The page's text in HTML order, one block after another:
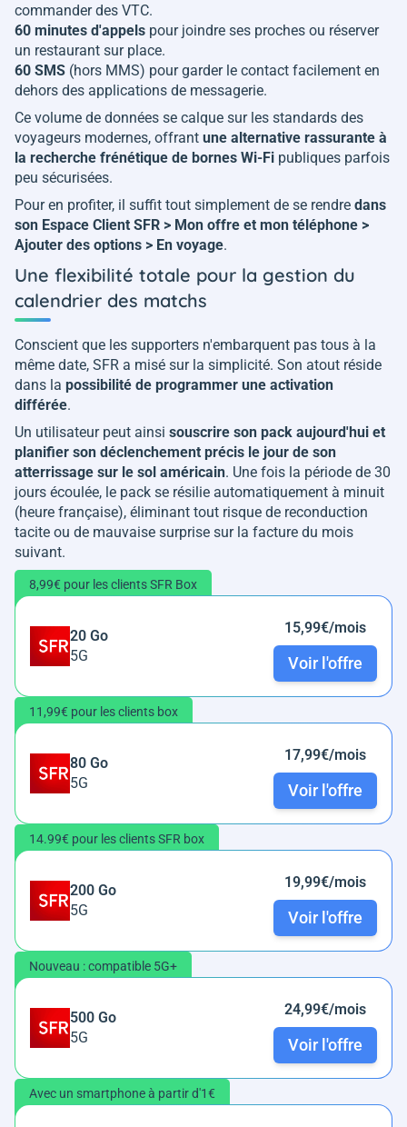
commander des VTC.
60 minutes d'appels pour joindre ses proches ou réserver
un restaurant sur place.
60 SMS (hors MMS) pour garder le contact facilement en
dehors des applications de messagerie.
Ce volume de données se calque sur les standards des
voyageurs modernes, offrant une alternative rassurante à
la recherche frénétique de bornes Wi-Fi publiques parfois
peu sécurisées.
Pour en profiter, il suffit tout simplement de se rendre dans
son Espace Client SFR > Mon offre et mon téléphone >
Ajouter des options > En voyage.
Une flexibilité totale pour la gestion du
calendrier des matchs
Conscient que les supporters n'embarquent pas tous à la
même date, SFR a misé sur la simplicité. Son atout réside
dans la possibilité de programmer une activation
différée.
Un utilisateur peut ainsi souscrire son pack aujourd'hui et
planifier son déclenchement précis le jour de son
atterrissage sur le sol américain. Une fois la période de 30
jours écoulée, le pack se résilie automatiquement à minuit
(heure française), éliminant tout risque de reconduction
tacite ou de mauvaise surprise sur la facture du mois
suivant.
8,99€ pour les clients SFR Box
20 Go
5G
15,99€/mois
Voir l'offre
11,99€ pour les clients box
80 Go
5G
17,99€/mois
Voir l'offre
14.99€ pour les clients SFR box
200 Go
5G
19,99€/mois
Voir l'offre
Nouveau : compatible 5G+
500 Go
5G
24,99€/mois
Voir l'offre
Avec un smartphone à partir d'1€